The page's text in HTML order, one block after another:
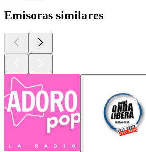
Emisoras similares